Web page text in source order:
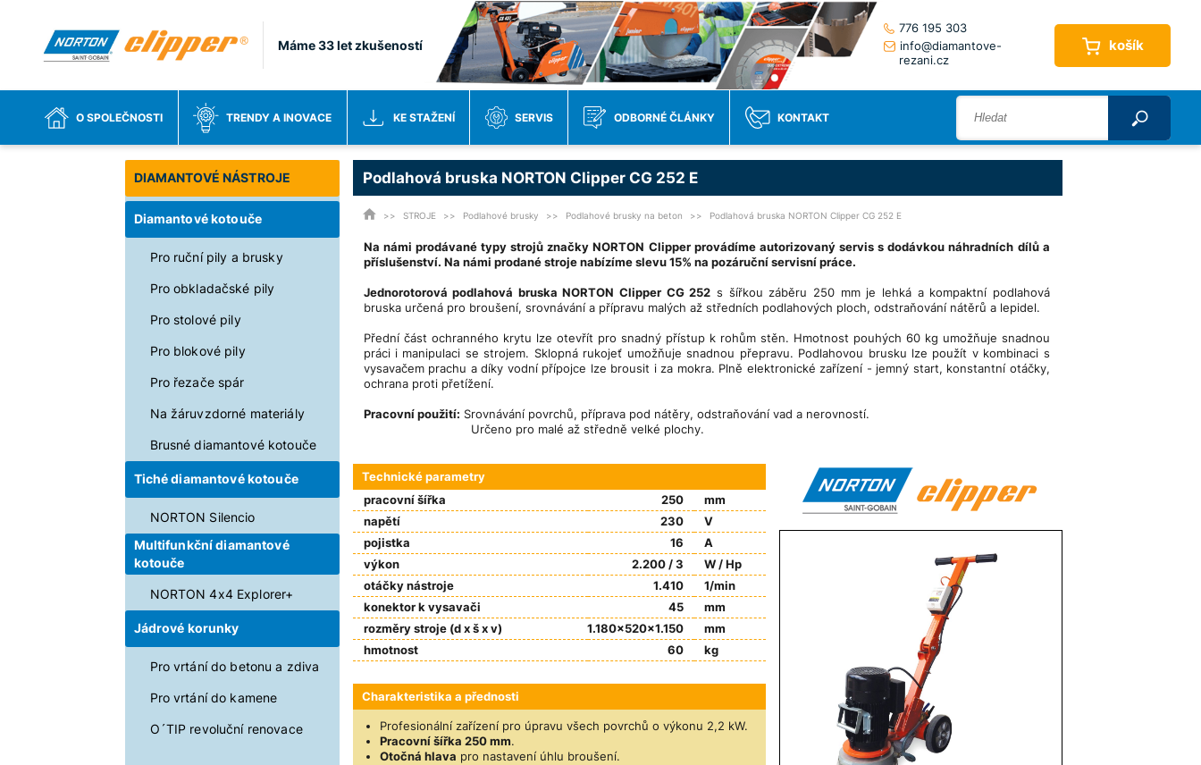
Máme 33 let zkušeností
776 195 303
info@diamantove-
rezani.cz
košík
O SPOLEČNOSTI TRENDY A INOVACE KE STAŽENÍ SERVIS ODBORNÉ ČLÁNKY KONTAKT
DIAMANTOVÉ NÁSTROJE
Diamantové kotouče
Pro ruční pily a brusky
Pro obkladačské pily
Pro stolové pily
Pro blokové pily
Pro řezače spár
Na žáruvzdorné materiály
Brusné diamantové kotouče
Tiché diamantové kotouče
NORTON Silencio
Multifunkční diamantové
kotouče
NORTON 4x4 Explorer+
Jádrové korunky
Pro vrtání do betonu a zdiva
Pro vrtání do kamene
O´TIP revoluční renovace
Podlahová bruska NORTON Clipper CG 252 E
STROJE Podlahové brusky Podlahové brusky na beton Podlahová bruska NORTON Clipper CG 252 E
Na námi prodávané typy strojů značky NORTON Clipper provádíme autorizovaný servis s dodávkou náhradních dílů a
příslušenství. Na námi prodané stroje nabízíme slevu 15% na pozáruční servisní práce.
Jednorotorová podlahová bruska NORTON Clipper CG 252 s šířkou záběru 250 mm je lehká a kompaktní podlahová
bruska určená pro broušení, srovnávání a přípravu malých až středních podlahových ploch, odstraňování nátěrů a lepidel.
Přední část ochranného krytu lze otevřít pro snadný přístup k rohům stěn. Hmotnost pouhých 60 kg umožňuje snadnou
práci i manipulaci se strojem. Sklopná rukojeť umožňuje snadnou přepravu. Podlahovou brusku lze použít v kombinaci s
vysavačem prachu a díky vodní přípojce lze brousit i za mokra. Plně elektronické zařízení - jemný start, konstantní otáčky,
ochrana proti přetížení.
Pracovní použití: Srovnávání povrchů, příprava pod nátěry, odstraňování vad a nerovností.
Určeno pro malé až středně velké plochy.
Technické parametry
pracovní šířka
napětí
pojistka
výkon
otáčky nástroje
konektor k vysavači
rozměry stroje (d x š x v)
hmotnost
250
230
16
2.200 / 3
1.410
45
1.180x520x1.150
60
mm
V
A
W / Hp
1/min
mm
mm
kg
Charakteristika a přednosti
Profesionální zařízení pro úpravu všech povrchů o výkonu 2,2 kW.
Pracovní šířka 250 mm.
Otočná hlava pro nastavení úhlu broušení.